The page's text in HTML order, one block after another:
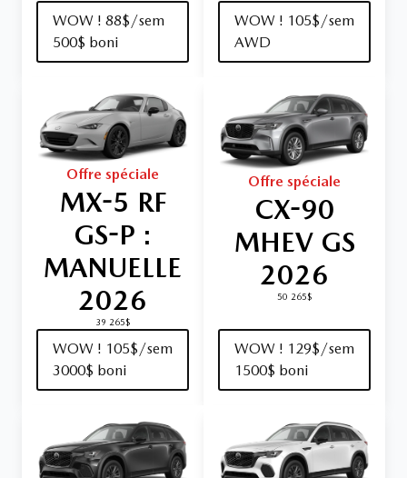
WOW ! 88$/sem
500$ boni
WOW ! 105$/sem
AWD
Offre spéciale
MX-5 RF
GS-P :
MANUELLE
2026
39 265$
WOW ! 105$/sem
3000$ boni
Offre spéciale
CX-90
MHEV GS
2026
50 265$
WOW ! 129$/sem
1500$ boni